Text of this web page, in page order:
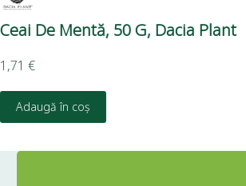
Ceai De Mentă, 50 G, Dacia Plant
1,71 €
Adaugă în coș